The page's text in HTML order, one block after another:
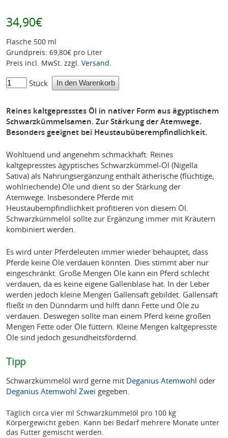
34,90€
Flasche 500 ml
Grundpreis: 69,80€ pro Liter
Preis incl. MwSt. zzgl.Versand
Stück
Reines kaltgepresstes Öl in nativer Form aus ägyptischem
Schwarzkümmelsamen. Zur Stärkung der Atemwege.
Besonders geeignet bei Heustaubüberempfindlichkeit.
Wohltuend und angenehm schmackhaft: Reines
kaltgepresstes ägyptisches Schwarzkümmel-Öl (Nigella
Sativa) als Nahrungsergänzung enthält ätherische (flüchtige,
wohlriechende) Öle und dient so der Stärkung der
Atemwege. Insbesondere Pferde mit
Heustaubempfindlichkeit profitieren von diesem Öl.
Schwarzkümmelöl sollte zur Ergänzung immer mit Kräutern
kombiniert werden.
Es wird unter Pferdeleuten immer wieder behauptet, dass
Pferde keine Öle verdauen könnten. Dies stimmt aber nur
eingeschränkt. Große Mengen Öle kann ein Pferd schlecht
verdauen, da es keine eigene Gallenblase hat. In der Leber
werden jedoch kleine Mengen Gallensaft gebildet. Gallensaft
fließt in den Dünndarm und hilft dann Fette und Öle zu
verdauen. Deswegen sollte man einem Pferd keine großen
Mengen Fette oder Öle füttern. Kleine Mengen kaltgepresste
Öle sind jedoch gesundheitsfördernd.
Tipp
Schwarzkümmelöl wird gerne mit Deganius Atemwohl oder
Deganius Atemwohl Zwei gegeben.
Täglich circa vier ml Schwarzkümmelöl pro 100 kg
Körpergewicht geben. Kann bei Bedarf mehrere Monate unter
das Futter gemischt werden.